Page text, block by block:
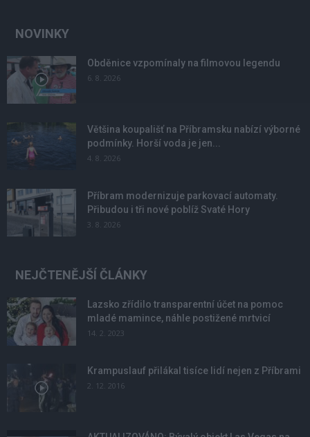
NOVINKY
Obděnice vzpomínaly na filmovou legendu
6. 8. 2026
Většina koupališť na Příbramsku nabízí výborné
podmínky. Horší voda je jen...
4. 8. 2026
Příbram modernizuje parkovací automaty.
Přibudou i tři nové poblíž Svaté Hory
3. 8. 2026
NEJČTENĚJŠÍ ČLÁNKY
Lazsko zřídilo transparentní účet na pomoc
mladé mamince, náhle postižené mrtvicí
14. 2. 2023
Krampuslauf přilákal tisíce lidí nejen z Příbrami
2. 12. 2016